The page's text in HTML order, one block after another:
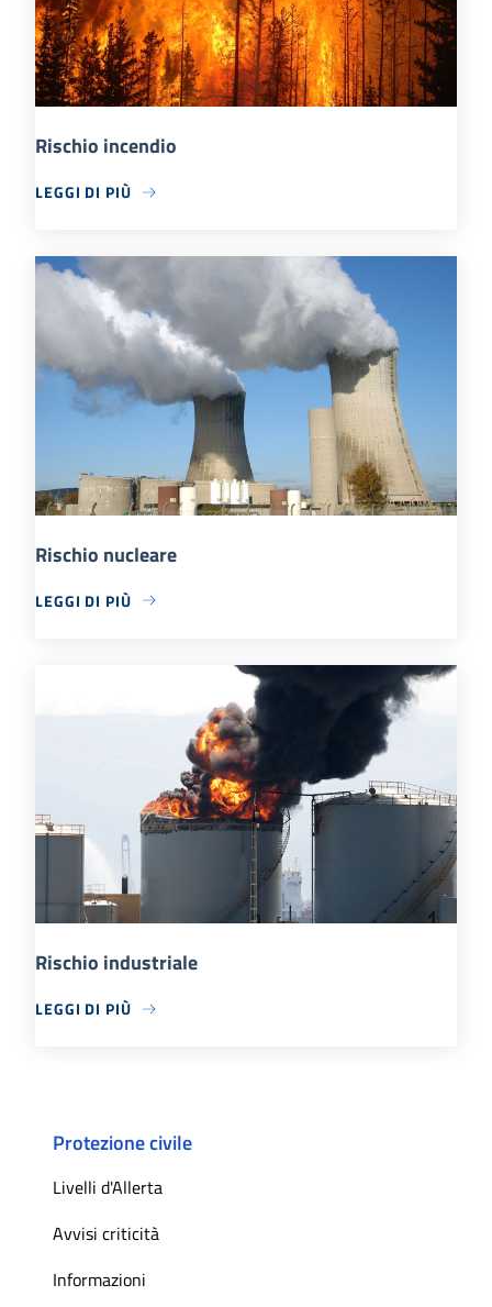
Rischio incendio
LEGGI DI PIÙ
Rischio nucleare
LEGGI DI PIÙ
Rischio industriale
LEGGI DI PIÙ
Protezione civile
Livelli d'Allerta
Avvisi criticità
Informazioni